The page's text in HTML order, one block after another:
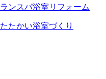
たかい浴室づくり